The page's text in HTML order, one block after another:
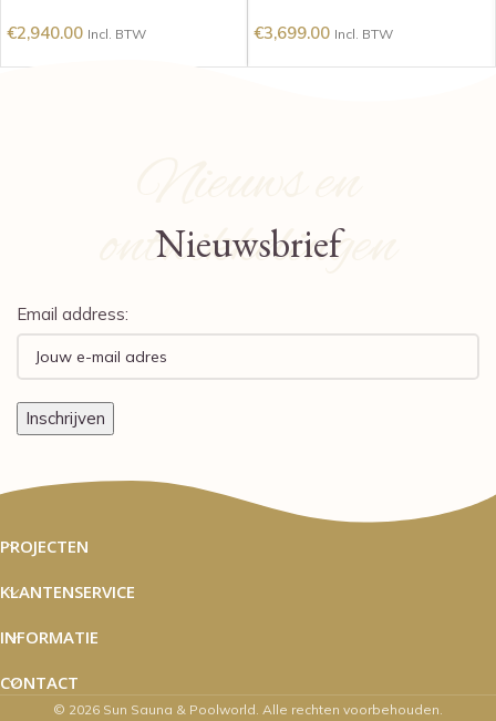
€2,940.00 Incl. BTW €3,699.00 Incl. BTW
Nieuws en
ontwikkelingen
Nieuwsbrief
Email address:
PROJECTEN
KLANTENSERVICE
INFORMATIE
CONTACT
© 2026 Sun Sauna & Poolworld. Alle rechten voorbehouden.